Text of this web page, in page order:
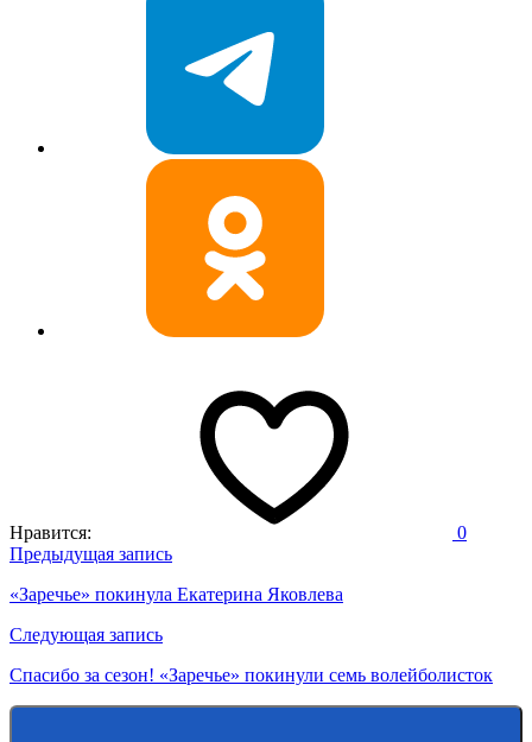
Нравится: 0
Навигация
по
записям
Предыдущая запись
«Заречье» покинула Екатерина Яковлева
Следующая запись
Спасибо за сезон! «Заречье» покинули семь волейболисток